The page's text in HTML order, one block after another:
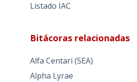
Listado IAC
Bitácoras relacionadas
Alfa Centari (SEA)
Alpha Lyrae